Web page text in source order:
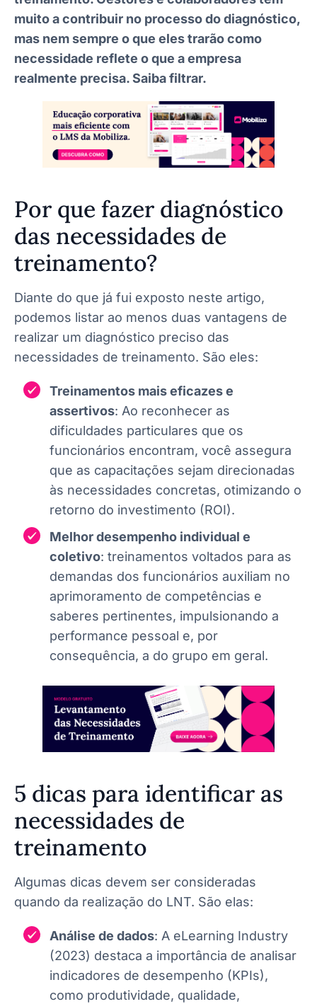
muito a contribuir no processo do diagnóstico,
mas nem sempre o que eles trarão como
necessidade reflete o que a empresa
realmente precisa. Saiba filtrar.
Por que fazer diagnóstico
das necessidades de
treinamento?
Diante do que já fui exposto neste artigo,
podemos listar ao menos duas vantagens de
realizar um diagnóstico preciso das
necessidades de treinamento. São eles:
Treinamentos mais eficazes e
assertivos: Ao reconhecer as
dificuldades particulares que os
funcionários encontram, você assegura
que as capacitações sejam direcionadas
às necessidades concretas, otimizando o
retorno do investimento (ROI).
Melhor desempenho individual e
coletivo: treinamentos voltados para as
demandas dos funcionários auxiliam no
aprimoramento de competências e
saberes pertinentes, impulsionando a
performance pessoal e, por
consequência, a do grupo em geral.
5 dicas para identificar as
necessidades de
treinamento
Algumas dicas devem ser consideradas
quando da realização do LNT. São elas:
Análise de dados: A eLearning Industry
(2023) destaca a importância de analisar
indicadores de desempenho (KPIs),
como produtividade, qualidade,